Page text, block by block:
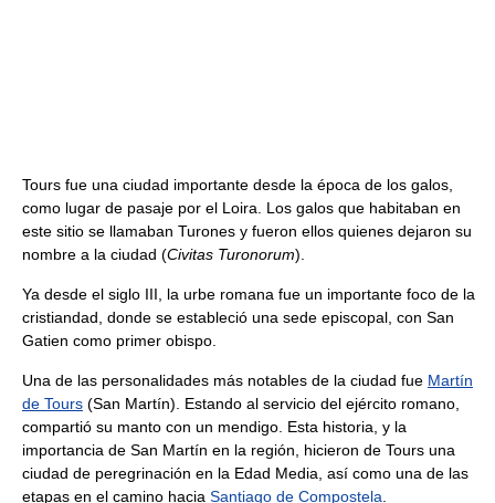
Tours fue una ciudad importante desde la época de los galos,
como lugar de pasaje por el Loira. Los galos que habitaban en
este sitio se llamaban Turones y fueron ellos quienes dejaron su
nombre a la ciudad (Civitas Turonorum).
Ya desde el siglo III, la urbe romana fue un importante foco de la
cristiandad, donde se estableció una sede episcopal, con San
Gatien como primer obispo.
Una de las personalidades más notables de la ciudad fue Martín
de Tours (San Martín). Estando al servicio del ejército romano,
compartió su manto con un mendigo. Esta historia, y la
importancia de San Martín en la región, hicieron de Tours una
ciudad de peregrinación en la Edad Media, así como una de las
etapas en el camino hacia Santiago de Compostela